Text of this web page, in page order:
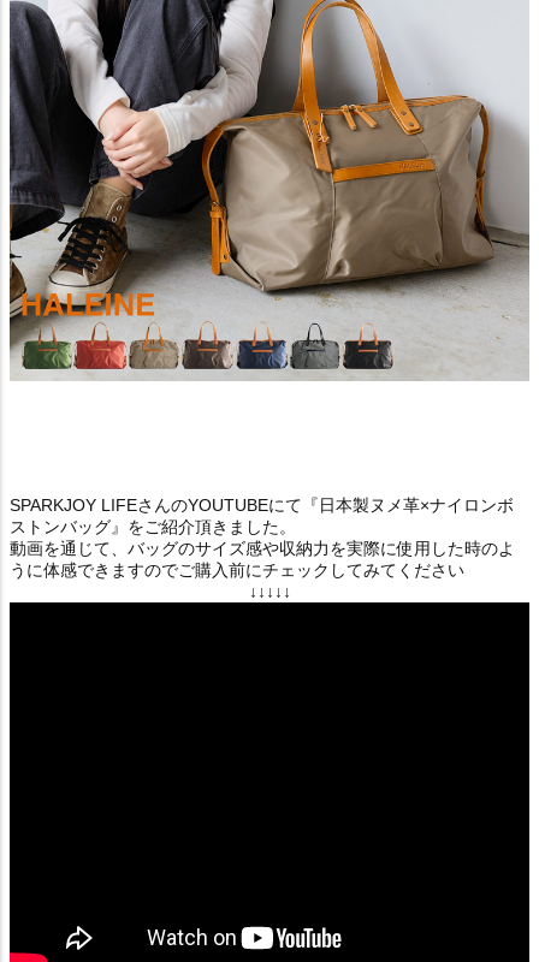
SPARKJOY LIFEさんのYOUTUBEにて『日本製ヌメ革×ナイロンボ
ストンバッグ』をご紹介頂きました。
動画を通じて、バッグのサイズ感や収納力を実際に使用した時のよ
うに体感できますのでご購入前にチェックしてみてください
↓↓↓↓↓